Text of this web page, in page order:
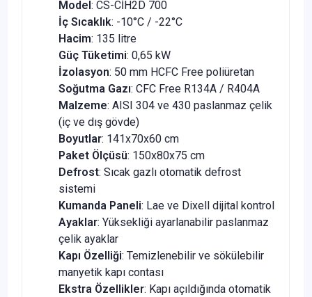
Model : CS-CİH2D 700
İç Sıcaklık: -10°C / -22°C
Hacim: 135 litre
Güç Tüketimi: 0,65 kW
İzolasyon: 50 mm HCFC Free poliüretan
Soğutma Gazı: CFC Free R134A / R404A
Malzeme: AISI 304 ve 430 paslanmaz çelik
(iç ve dış gövde)
Boyutlar: 141x70x60 cm
Paket Ölçüsü: 150x80x75 cm
Defrost: Sıcak gazlı otomatik defrost
sistemi
Kumanda Paneli: Lae ve Dixell dijital kontrol
Ayaklar: Yüksekliği ayarlanabilir paslanmaz
çelik ayaklar
Kapı Özelliği: Temizlenebilir ve sökülebilir
manyetik kapı contası
Ekstra Özellikler: Kapı açıldığında otomatik